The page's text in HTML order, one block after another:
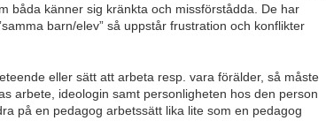
båda känner sig kränkta och missförstådda. De har
barn/elev” så uppstår frustration och konflikter
eller sätt att arbeta resp. vara förälder, så måste
arbete, ideologin samt personligheten hos den person
på en pedagog arbetssätt lika lite som en pedagog